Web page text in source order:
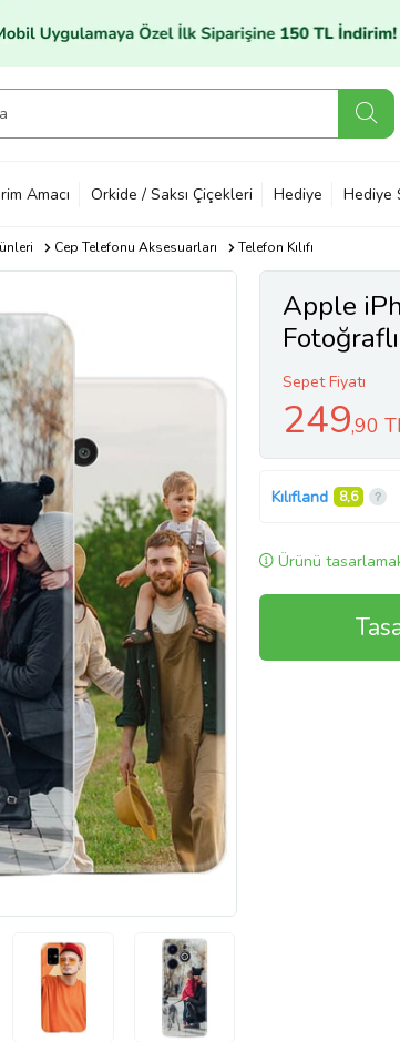
Amacı Orkide / Saksı Çiçekleri Hediye Hediye
Cep Telefonu Aksesuarları Telefon Kılıfı
Apple
Özel
Sepet Fiyatı
249,90
Kılıfland 8,6
Ürünü